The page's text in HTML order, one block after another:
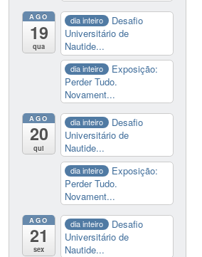
AGO
19
qua
dia inteiro
Desafio
Universitário de
Nautide...
dia inteiro
Exposição:
Perder Tudo.
Novament...
AGO
20
qui
dia inteiro
Desafio
Universitário de
Nautide...
dia inteiro
Exposição:
Perder Tudo.
Novament...
AGO
21
sex
dia inteiro
Desafio
Universitário de
Nautide...